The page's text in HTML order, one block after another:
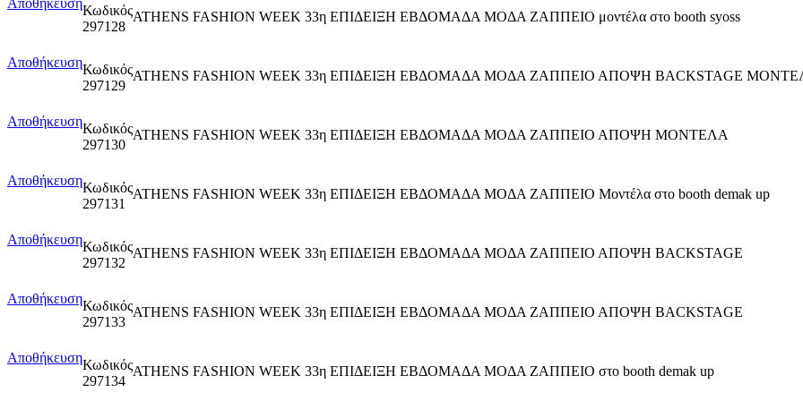
Κωδικός
297128
ATHENS FASHION WEEK 33η ΕΠΙΔΕΙΞΗ ΕΒΔΟΜΑΔΑ ΜΟΔΑ ΖΑΠΠΕΙΟ μοντέλα στο booth syoss
ΑποθήκευσηΚωδικός
297129
ATHENS FASHION WEEK 33η ΕΠΙΔΕΙΞΗ ΕΒΔΟΜΑΔΑ ΜΟΔΑ ΖΑΠΠΕΙΟ ΑΠΟΨΗ BACKSTAGE
ΑποθήκευσηΚωδικός
297130
ATHENS FASHION WEEK 33η ΕΠΙΔΕΙΞΗ ΕΒΔΟΜΑΔΑ ΜΟΔΑ ΖΑΠΠΕΙΟ ΑΠΟΨΗ ΜΟΝΤΕΛΑ
ΑποθήκευσηΚωδικός
297131
ATHENS FASHION WEEK 33η ΕΠΙΔΕΙΞΗ ΕΒΔΟΜΑΔΑ ΜΟΔΑ ΖΑΠΠΕΙΟ Μοντέλα στο booth demak up
ΑποθήκευσηΚωδικός
297132
ATHENS FASHION WEEK 33η ΕΠΙΔΕΙΞΗ ΕΒΔΟΜΑΔΑ ΜΟΔΑ ΖΑΠΠΕΙΟ ΑΠΟΨΗ BACKSTAGE
ΑποθήκευσηΚωδικός
297133
ATHENS FASHION WEEK 33η ΕΠΙΔΕΙΞΗ ΕΒΔΟΜΑΔΑ ΜΟΔΑ ΖΑΠΠΕΙΟ ΑΠΟΨΗ BACKSTAGE
ΑποθήκευσηΚωδικός
297134
ATHENS FASHION WEEK 33η ΕΠΙΔΕΙΞΗ ΕΒΔΟΜΑΔΑ ΜΟΔΑ ΖΑΠΠΕΙΟ στο booth demak up